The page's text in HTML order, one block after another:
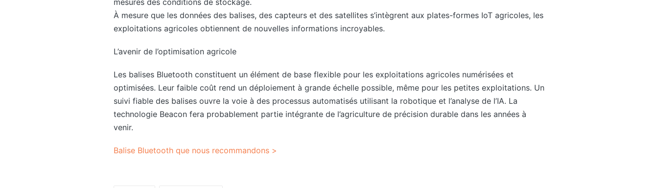
À mesure que les données des balises, des capteurs et des satellites s’intègrent aux plates-formes IoT agricoles, les
exploitations agricoles obtiennent de nouvelles informations incroyables.
L’avenir de l’optimisation agricole
Les balises Bluetooth constituent un élément de base flexible pour les exploitations agricoles numérisées et
optimisées. Leur faible coût rend un déploiement à grande échelle possible, même pour les petites exploitations. Un
suivi fiable des balises ouvre la voie à des processus automatisés utilisant la robotique et l’analyse de l’IA. La
technologie Beacon fera probablement partie intégrante de l’agriculture de précision durable dans les années à
venir.
Balise Bluetooth que nous recommandons >